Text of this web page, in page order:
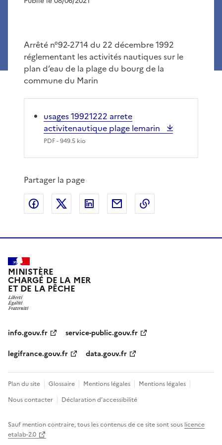
Arrêté n°92-2714 du 22 décembre 1992
réglementant les activités nautiques sur le
plan d’eau de la plage du bourg de la
commune du Marin
usages 19921222 arrete
activitenautique plage lemarin
PDF- 949.5 kio
Partager la page
Partager sur Facebook
Partager sur XPartager sur LinkedIn
Partager par email
MINISTÈRE
CHARGÉ DE LA MER
ET DE LA PÊCHE
info.gouv.fr
service-public.gouv.fr
legifrance.gouv.fr
data.gouv.fr
Plan du site Glossaire Mentions légales
Mentions légales
Nous contacter
Déclaration d’accessibilité
Sauf mention contraire, tous les contenus de ce site sont sous licence
etalab-2.0